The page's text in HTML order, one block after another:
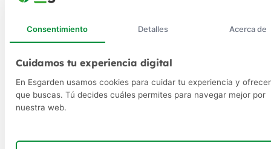
Consentimiento Detalles Acerca de
Cuidamos tu experiencia digital
En Esgarden usamos cookies para cuidar tu experiencia y
que buscas. Tú decides cuáles permites para navegar mejor por
nuestra web.